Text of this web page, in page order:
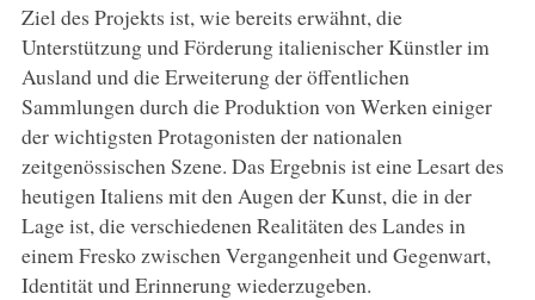
Ziel des Projekts ist, wie bereits erwähnt, die
Unterstützung und Förderung italienischer Künstler im
Ausland und die Erweiterung der öffentlichen
Sammlungen durch die Produktion von Werken einiger
der wichtigsten Protagonisten der nationalen
zeitgenössischen Szene. Das Ergebnis ist eine Lesart des
heutigen Italiens mit den Augen der Kunst, die in der
Lage ist, die verschiedenen Realitäten des Landes in
einem Fresko zwischen Vergangenheit und Gegenwart,
Identität und Erinnerung wiederzugeben.